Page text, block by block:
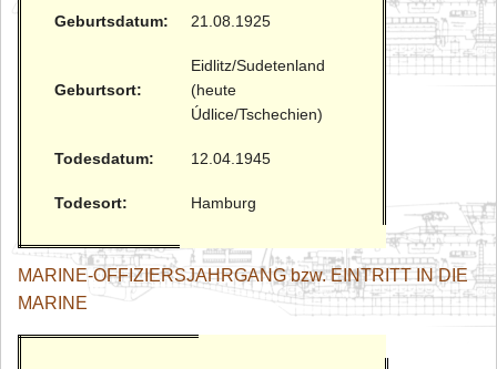
Geburtsdatum: 21.08.1925
Geburtsort:
Eidlitz/Sudetenland
(heute
Údlice/Tschechien)
Todesdatum: 12.04.1945
Todesort: Hamburg
MARINE-OFFIZIERSJAHRGANG bzw. EINTRITT IN DIE
MARINE